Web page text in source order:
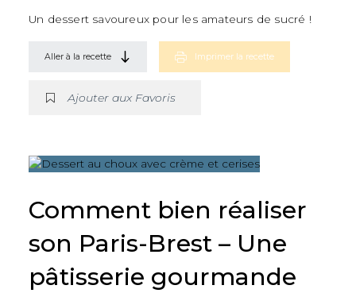
Un dessert savoureux pour les amateurs de sucré !
Aller à la recette Imprimer la recette
Ajouter aux Favoris
Comment bien réaliser
son Paris-Brest – Une
pâtisserie gourmande